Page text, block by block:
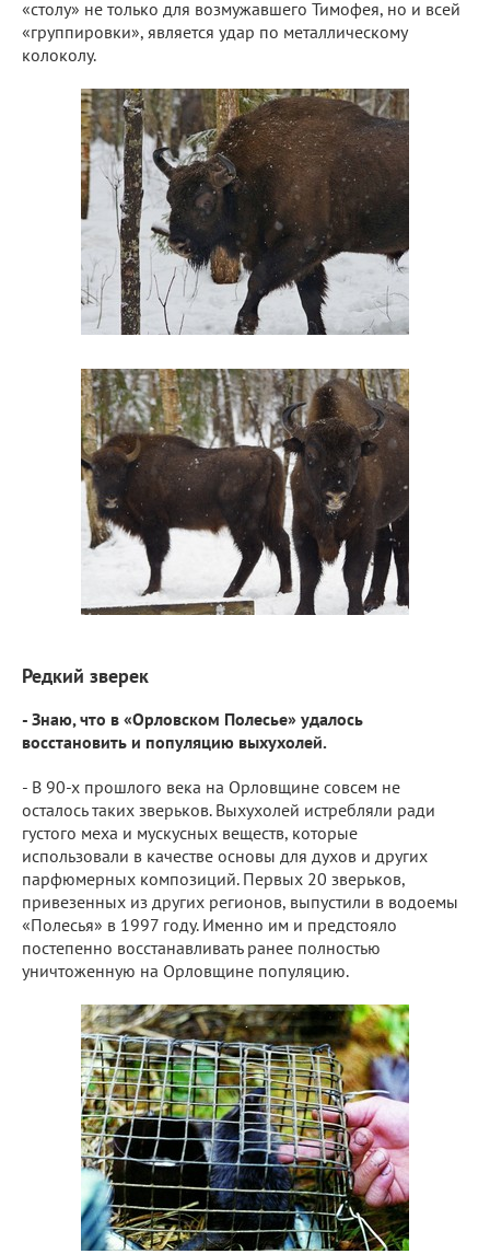
«столу» не только для возмужавшего Тимофея, но и всей
«группировки», является удар по металлическому
колоколу.
Редкий зверек
- Знаю, что в «Орловском Полесье» удалось
восстановить и популяцию выхухолей.
- В 90-х прошлого века на Орловщине совсем не
осталось таких зверьков. Выхухолей истребляли ради
густого меха и мускусных веществ, которые
использовали в качестве основы для духов и других
парфюмерных композиций. Первых 20 зверьков,
привезенных из других регионов, выпустили в водоемы
«Полесья» в 1997 году. Именно им и предстояло
постепенно восстанавливать ранее полностью
уничтоженную на Орловщине популяцию.